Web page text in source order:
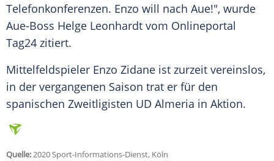
Telefonkonferenzen. Enzo will nach Aue!", wurde
Aue-Boss Helge Leonhardt vom Onlineportal
Tag24 zitiert.
Mittelfeldspieler Enzo Zidane ist zurzeit vereinslos,
in der vergangenen Saison trat er für den
spanischen Zweitligisten UD Almeria in Aktion.
Quelle:2020 Sport-Informations-Dienst, Köln